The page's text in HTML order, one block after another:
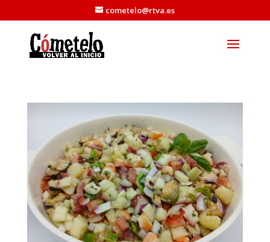
cometelo@rtva.es